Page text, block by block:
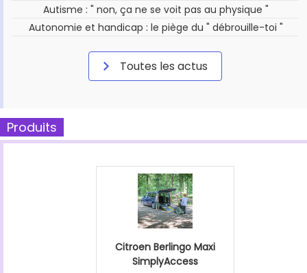
Autisme : " non, ça ne se voit pas au physique "
Autonomie et handicap : le piège du " débrouille-toi "
Toutes les actus
Produits
Citroen Berlingo Maxi
SimplyAccess